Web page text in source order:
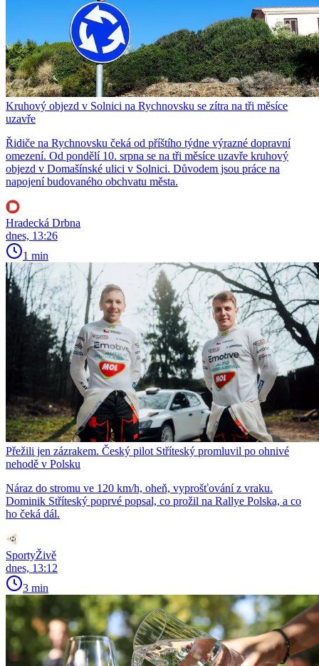
Kruhový objezd v Solnici na Rychnovsku se zítra na tři měsíce
uzavře
Řidiče na Rychnovsku čeká od příštího týdne výrazné dopravní
omezení. Od pondělí 10. srpna se na tři měsíce uzavře kruhový
objezd v Domašínské ulici v Solnici. Důvodem jsou práce na
napojení budovaného obchvatu města.
Hradecká Drbna
dnes, 13:26
1 min
Přežili jen zázrakem. Český pilot Stříteský promluvil po ohnivé
nehodě v Polsku
Náraz do stromu ve 120 km/h, oheň, vyprošťování z vraku.
Dominik Stříteský poprvé popsal, co prožil na Rallye Polska, a co
ho čeká dál.
SportyŽivě
dnes, 13:12
3 min